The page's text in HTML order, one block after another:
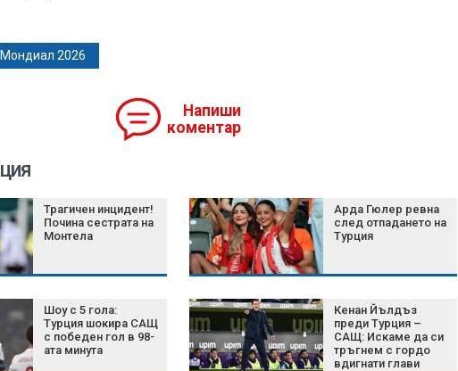
Мондиал 2026
Напиши
коментар
Трагичен инцидент!
Почина сестрата на
Монтела
Арда Гюлер ревна
след отпадането на
Турция
Шоу с 5 гола:
Турция шокира САЩ
с победен гол в 98-
ата минута
Кенан Йълдъз
преди Турция –
САЩ: Искаме да си
тръгнем с гордо
вдигнати глави
Шум, бетон и жеги: Как
животните се
оцелеят сред хората?
Късна емисия